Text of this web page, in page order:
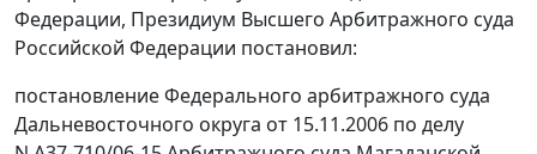
Федерации, Президиум Высшего Арбитражного суда
Российской Федерации постановил:
постановлениеФедерального арбитражного суда
Дальневосточного округа от 15.11.2006 по делу